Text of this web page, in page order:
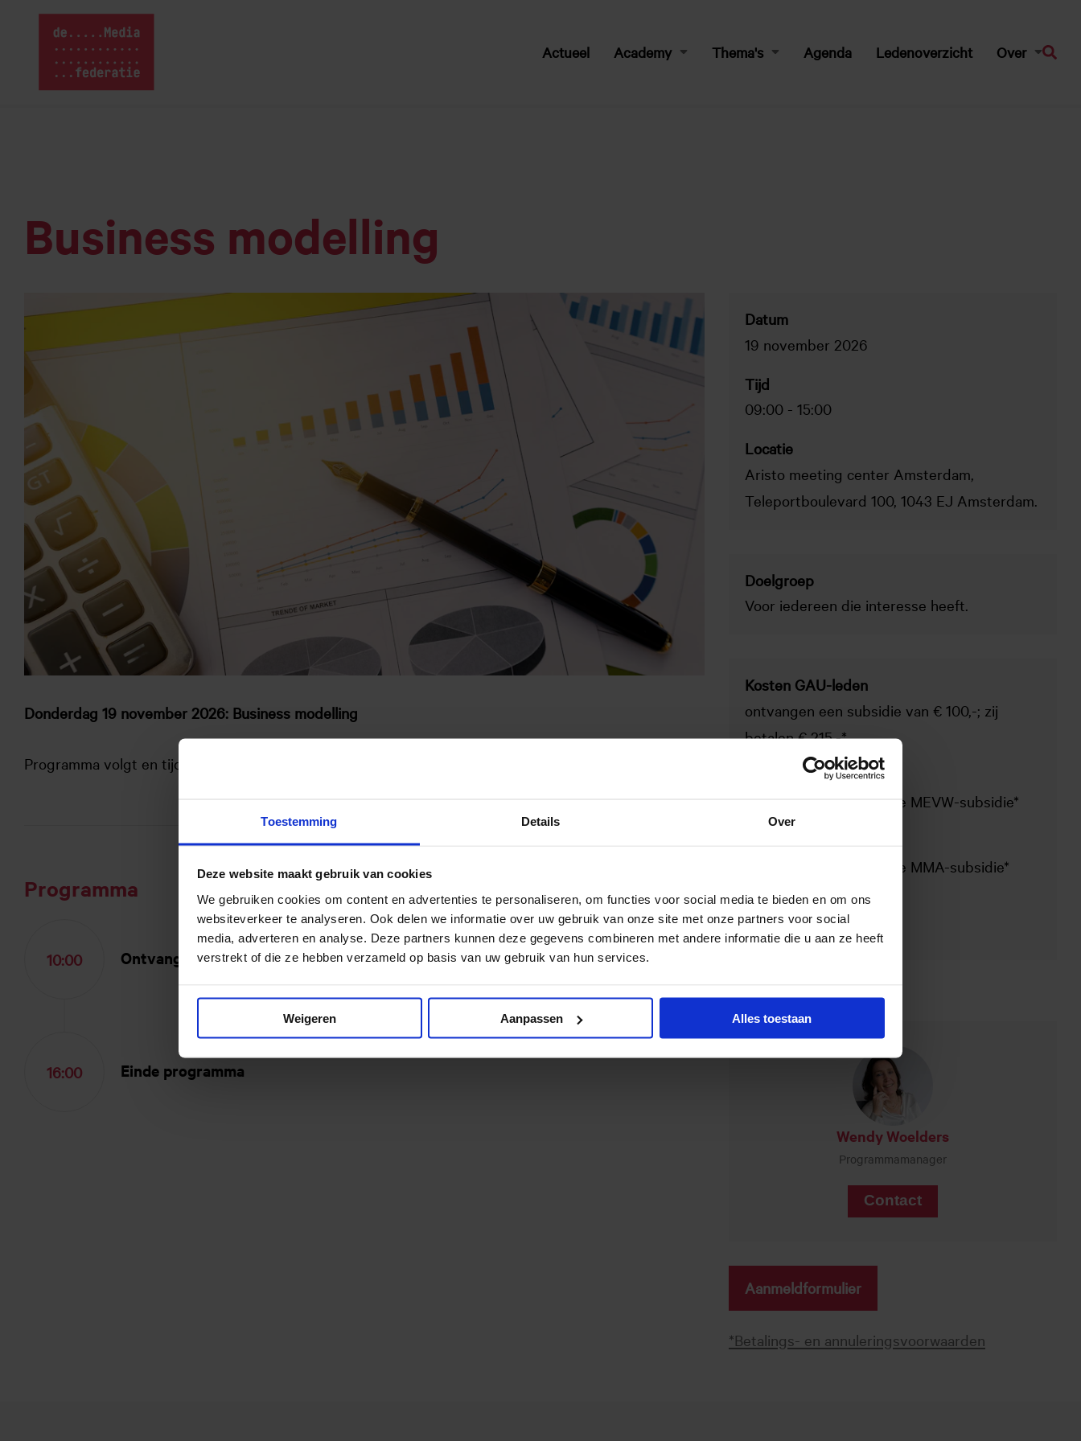
Toestemming Details Over
Deze website maakt gebruik van cookies
We gebruiken cookies om content en advertenties te personaliseren, om functies voor social media te bieden en om ons
websiteverkeer te analyseren. Ook delen we informatie over uw gebruik van onze site met onze partners voor social
media, adverteren en analyse. Deze partners kunnen deze gegevens combineren met andere informatie die u aan ze heeft
verstrekt of die ze hebben verzameld op basis van uw gebruik van hun services.
Weigeren Aanpassen Alles toestaan
hoofdinhoud
Home van Mediafederatie
Actueel Academy Thema's Agenda Ledenoverzicht Over
Business modelling
Donderdag 19 november 2026: Business modelling
Programma volgt en tijden zijn onder voorbehoud van wijzigingen.
Programma
10:00 Ontvangst en deelnemersregistratie
16:00 Einde programma
Datum
19 november 2026
Tijd
09:00 - 15:00
Locatie
Aristo meeting center Amsterdam,
Teleportboulevard 100, 1043 EJ Amsterdam.
Doelgroep
Voor iedereen die interesse heeft.
Kosten GAU-leden
ontvangen een subsidie van € 100,-; zij
betalen € 215,-*
Kosten MEVW-leden
ontvangen een volledige MEVW-subsidie*
ontvangen een volledige MMA-subsidie*
Kosten niet-leden
€ 630,-*
Contactpersoon
Wendy Woelders
Programmamanager
Contact
Aanmeldformulier
*Betalings- en annuleringsvoorwaarden